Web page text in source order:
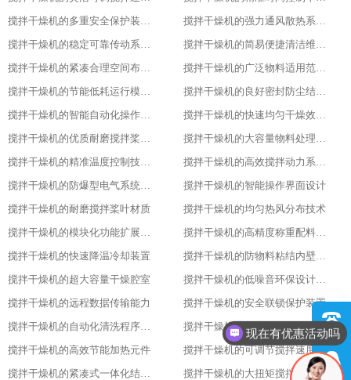
搅拌干燥机的多重安全保护装置配置
搅拌干燥机的强力通风散热系统功能
搅拌干燥机的稳定可靠传动系统性能
搅拌干燥机的简易便捷清洁维护方式
搅拌干燥机的紧凑合理空间布局设计
搅拌干燥机的广泛物料适用范围表现
搅拌干燥机的节能低耗运行模式特点
搅拌干燥机的良好密封防尘结构设计
搅拌干燥机的智能自动化操作流程设计
搅拌干燥机的快速均匀干燥效果呈现
搅拌干燥机的优质耐磨搅拌桨叶材质
搅拌干燥机的大容量物料处理能力优势
搅拌干燥机的精准温度控制技术亮点
搅拌干燥机的高效搅拌动力系统特性
搅拌干燥机的防爆型电气系统配置
搅拌干燥机的智能操作界面设计
搅拌干燥机的耐磨搅拌桨叶材质
搅拌干燥机的均匀热风分布技术
搅拌干燥机的模块化功能扩展设计
搅拌干燥机的高精度称重配料系统
搅拌干燥机的快速降温冷却装置
搅拌干燥机的防物料粘结内壁处理
搅拌干燥机的超大容量干燥腔室
搅拌干燥机的低噪音环保设计理念
搅拌干燥机的远程数据传输能力
搅拌干燥机的安全联锁保护装置
搅拌干燥机的自动化清洗程序设置
搅拌干燥机的全方位物料搅拌效果
搅拌干燥机的高效节能加热元件
搅拌干燥机的可调节搅拌速度功能
搅拌干燥机的紧凑式一体化结构布局
搅拌干燥机的大扭矩搅拌动力输出
现在有优惠活动吗